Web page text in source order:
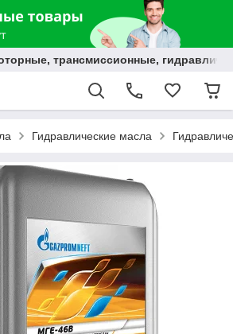
трансмиссионные,
Гидравлические масла